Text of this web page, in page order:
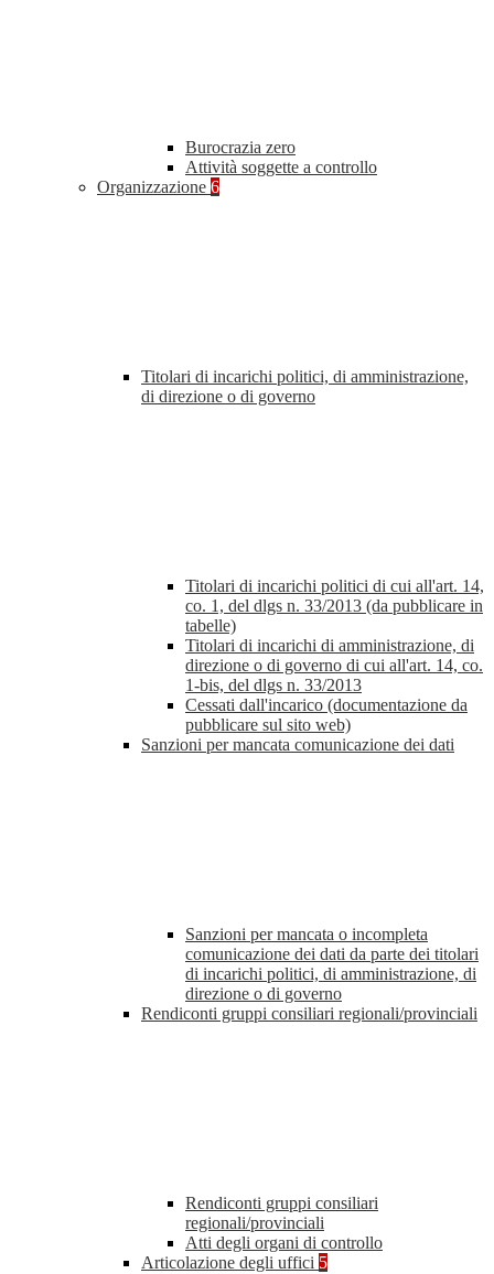
Burocrazia zero
Attività soggette a controllo
Organizzazione 6
Titolari di incarichi politici, di amministrazione,
di direzione o di governo
Titolari di incarichi politici di cui all'art. 14,
co. 1, del dlgs n. 33/2013 (da pubblicare in
tabelle)
Titolari di incarichi di amministrazione, di
direzione o di governo di cui all'art. 14, co.
1-bis, del dlgs n. 33/2013
Cessati dall'incarico (documentazione da
pubblicare sul sito web)
Sanzioni per mancata comunicazione dei dati
Sanzioni per mancata o incompleta
comunicazione dei dati da parte dei titolari
di incarichi politici, di amministrazione, di
direzione o di governo
Rendiconti gruppi consiliari regionali/provinciali
Rendiconti gruppi consiliari
regionali/provinciali
Atti degli organi di controllo
Articolazione degli uffici 5